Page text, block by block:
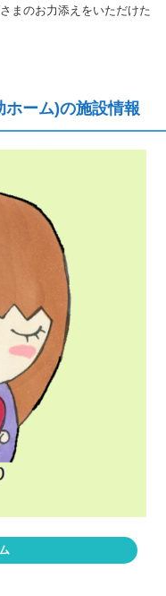
まのお力添えをいただけた
ホーム)の施設情報